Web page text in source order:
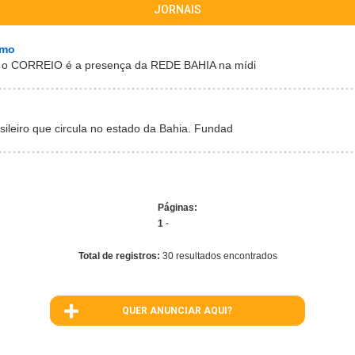
JORNAIS
CORREIO é a presença da REDE BAHIA na mídi
que circula no estado da Bahia. Fundad
Páginas:
1 -
Total de registros: 30 resultados encontrados
QUER ANUNCIAR AQUI?